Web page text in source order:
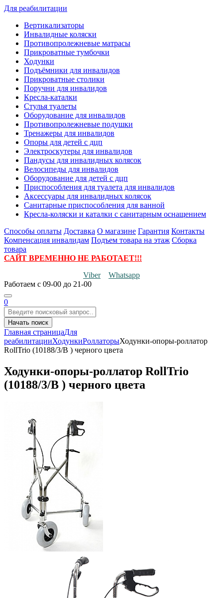
Для реабилитации
Вертикализаторы
Инвалидные коляски
Противопролежневые матрасы
Прикроватные тумбочки
Ходунки
Подъёмники для инвалидов
Прикроватные столики
Поручни для инвалидов
Кресла-каталки
Стулья туалеты
Оборудование для инвалидов
Противопролежневые подушки
Тренажеры для инвалидов
Опоры для детей с дцп
Электроскутеры для инвалидов
Пандусы для инвалидных колясок
Велосипеды для инвалидов
Оборудование для детей с дцп
Приспособления для туалета для инвалидов
Аксессуары для инвалидных колясок
Санитарные приспособления для ванной
Кресла-коляски и каталки с санитарным оснащением
Способы оплаты Доставка О магазине Гарантия Контакты
Компенсация инвалидам Подъем товара на этаж Сборка
товара
САЙТ ВРЕМЕННО НЕ РАБОТАЕТ!!!
Viber
Whatsapp
Работаем с 09-00 до 21-00
0
Начать поиск
Главная страницаДля
реабилитацииХодункиРоллаторыХодунки-опоры-роллатор
RollTrio (10188/3/B ) черного цвета
Ходунки-опоры-роллатор RollTrio
(10188/3/B ) черного цвета